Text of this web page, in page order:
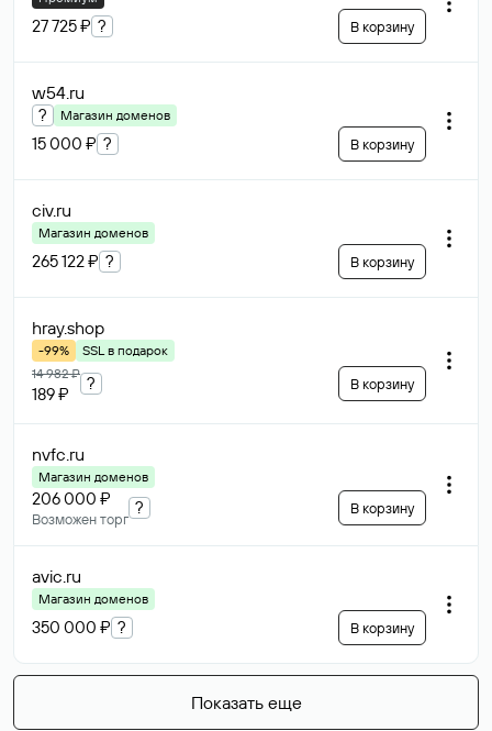
27 725 ₽ ? В корзину
w54.ru
? Магазин доменов
15 000 ₽ ? В корзину
civ.ru
Магазин доменов
265 122 ₽ ? В корзину
hray.shop
-99%
SSL в подарок
14 982 ₽
189 ₽
? В корзину
nvfc.ru
Магазин доменов
206 000 ₽
Возможен торг
? В корзину
avic.ru
Магазин доменов
350 000 ₽ ? В корзину
Показать еще